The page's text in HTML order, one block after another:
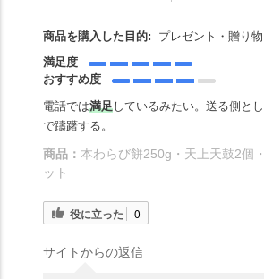
商品を購入した目的:
プレゼント・贈り
満足度
おすすめ度
電話では満足しているみたい。送る側と
で躊躇する。
商品： 本わらび餅250g・天上天鼓2個
ット
役に立った 0
サイトからの返信